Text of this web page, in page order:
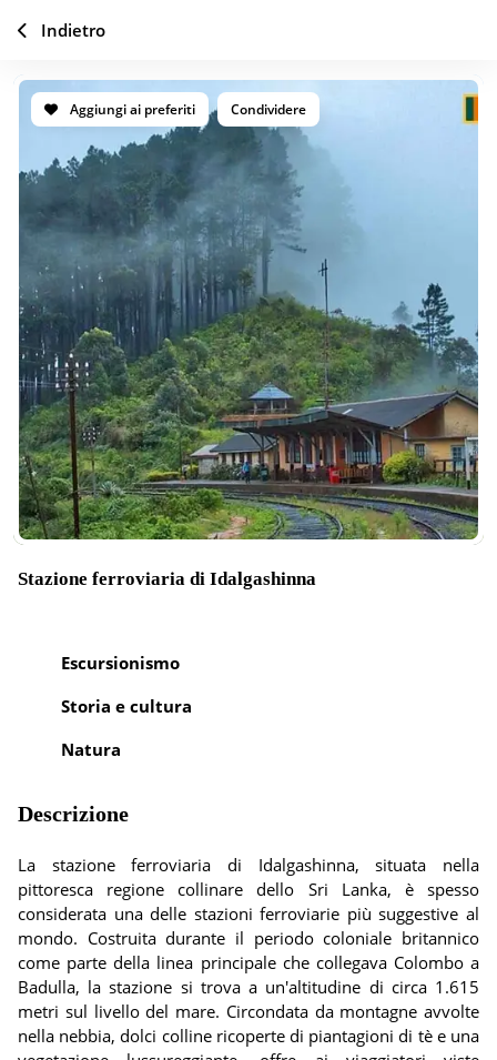
Aggiungi ai preferiti Condividere
Stazione ferroviaria di Idalgashinna
Escursionismo
Storia e cultura
Natura
Descrizione
La stazione ferroviaria di Idalgashinna, situata nella
pittoresca regione collinare dello Sri Lanka, è spesso
considerata una delle stazioni ferroviarie più suggestive al
mondo. Costruita durante il periodo coloniale britannico
come parte della linea principale che collegava Colombo a
Badulla, la stazione si trova a un'altitudine di circa 1.615
metri sul livello del mare. Circondata da montagne avvolte
nella nebbia, dolci colline ricoperte di piantagioni di tè e una
Indietro